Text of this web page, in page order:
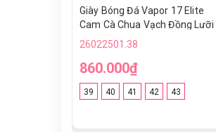
Giày Bóng Đá Vapor 17 Elite
Cam Cà Chua Vạch Đồng Lưỡi
Gà Liền FG
26022501.38
860.000₫
39 40 41 42 43